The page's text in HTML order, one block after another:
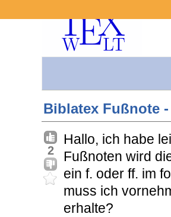
Biblatex Fußnote
2
Hallo, ich habe
Fußnoten wird
ein f. oder ff. im
muss ich
erhalte?